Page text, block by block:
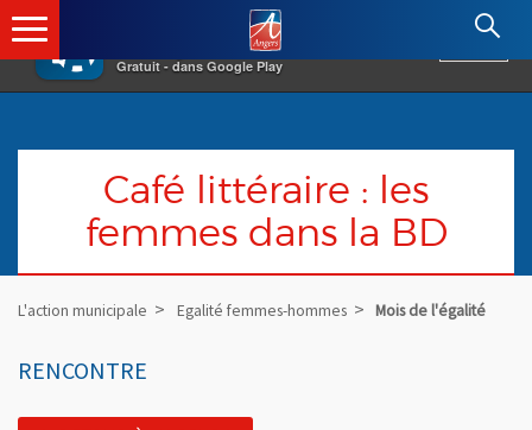
×
Gratuit - dans Google Play
Angers.fr : Retour à l'accueil
Café littéraire : les
femmes dans la BD
L'action municipale Egalité femmes-hommes Mois de l'égalité
RENCONTRE